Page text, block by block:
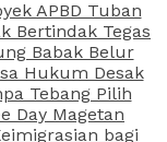
APBD Tuban
Bertindak Tegas
Babak Belur
Hukum Desak
Tebang Pilih
Day Magetan
bagi